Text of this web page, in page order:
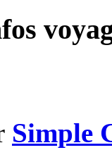
Simple